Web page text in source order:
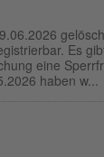
Es
eine
haben w...